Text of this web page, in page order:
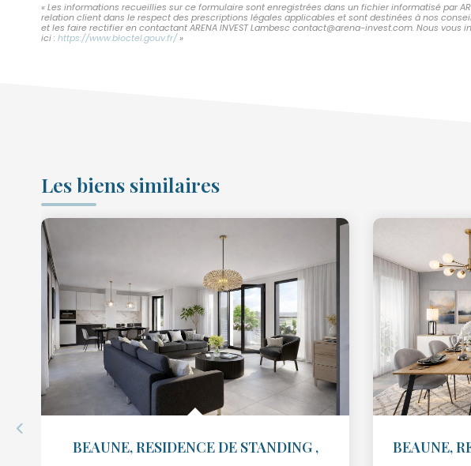
« Les informations recueillies sur ce formulaire sont enregistrées dans un fichier informatisé par
relation client dans le respect des prescriptions légales applicables et sont destinées à nos
et les faire rectifier en contactant ARENA INVEST Lambesc contact@arena-invest.com. Nous
ici : https://www.bloctel.gouv.fr/»
Les biens similaires
BEAUNE, RESIDENCE DE STANDING ,